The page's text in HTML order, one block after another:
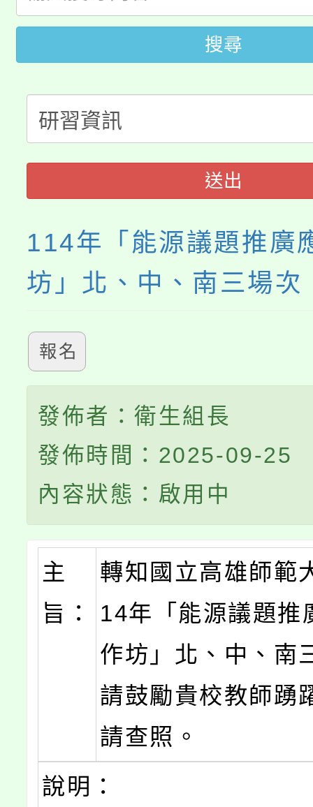
田徑場及游泳池舉行。
桃園市低收入戶享有免
視費優惠，中低收入戶
半價優惠，詳情可洽有
者。
大園自造教育及科技
份教師增能研習
份教師研習
淨零綠生活教案入校路
會
程
搜尋
送出
114年「能源議題推廣
坊」北、中、南三場次
報名
發佈者：衛生組長
發佈時間：2025-09-25
內容狀態：啟用中
主
旨：
轉知國立高雄師範
14年「能源議題推
作坊」北、中、南
請鼓勵貴校教師踴
請查照。
說明：